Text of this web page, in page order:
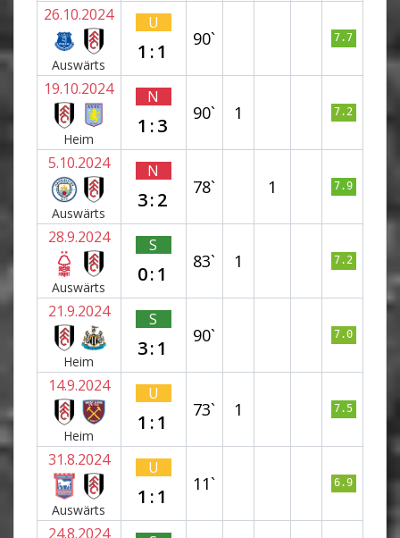
26.10.2024
Auswärts
U
1:1
90` 7.7
19.10.2024
Heim
N
1:3
90` 1 7.2
5.10.2024
Auswärts
N
3:2
78` 1 7.9
28.9.2024
Auswärts
S
0:1
83` 1 7.2
21.9.2024
Heim
S
3:1
90` 7.0
14.9.2024
Heim
U
1:1
73` 1 7.5
31.8.2024
Auswärts
U
1:1
11` 6.9
24.8.2024